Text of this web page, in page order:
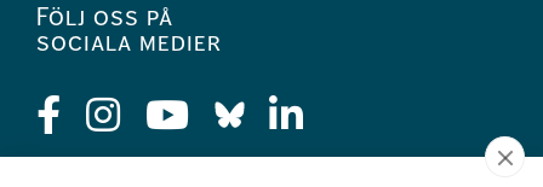
Följ oss på
sociala medier